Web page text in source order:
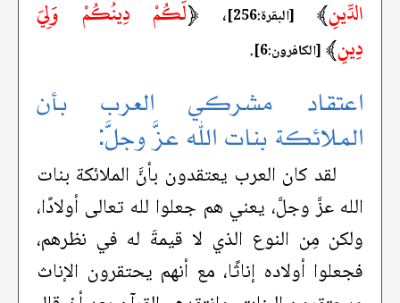
الدِّينِ﴾ [البقرة:256] ، ﴿لَكُمْ دِينُكُمْ وَلِيَ
دِينِ﴾ [الكافرون:6] .
اعتقاد مشركي العرب بأن
الملائكة بنات الله عزَّ وجلَّ:
لقد كان العرب يعتقدون بأنَّ الملائكة بنات
الله عزَّ وجلَّ، يعني هم جعلوا لله تعالى أولادًا،
ولكن مِن النوع الذي لا قيمةَ له في نظرهم،
فجعلوا أولاده إناثًا، مع أنهم يحتقرون الإناث